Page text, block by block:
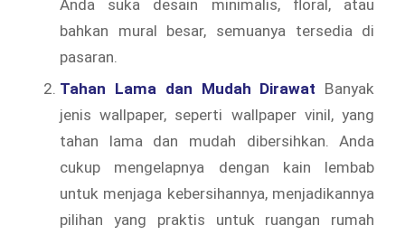
Anda suka desain minimalis, floral, atau
bahkan mural besar, semuanya tersedia di
pasaran.
Tahan Lama dan Mudah Dirawat Banyak
jenis wallpaper, seperti wallpaper vinil, yang
tahan lama dan mudah dibersihkan. Anda
cukup mengelapnya dengan kain lembab
untuk menjaga kebersihannya, menjadikannya
pilihan yang praktis untuk ruangan rumah